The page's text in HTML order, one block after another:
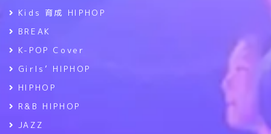
Kids 育成 HIPHOP
BREAK
K-POP Cover
Girls’ HIPHOP
HIPHOP
R&B HIPHOP
JAZZ